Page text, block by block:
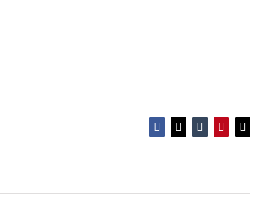
Facebook
X TumblrPinterest
E-
Anti-Rassismus für Schüler*innen